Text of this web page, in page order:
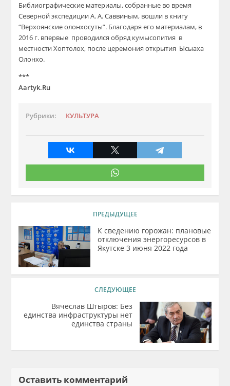
Библиографические материалы, собранные во время
Северной экспедиции А. А. Саввиным, вошли в книгу
“Верхоянские олонхосуты”. Благодаря его материалам, в
2016 г. впервые проводился обряд кумысопития в
местности Хоптолох, после церемония открытия Ысыаха
Олонхо.
***
Aartyk.Ru
Рубрики: КУЛЬТУРА
ПРЕДЫДУЩЕЕ
К сведению горожан: плановые
отключения энергоресурсов в
Якутске 3 июня 2022 года
СЛЕДУЮЩЕЕ
Вячеслав Штыров: Без
единства инфраструктуры нет
единства страны
Оставить комментарий